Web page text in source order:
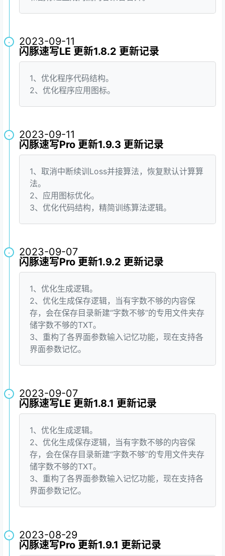
2023-09-11
·
闪豚速写LE 更新1.8.2 更新记录
1、优化程序代码结构。
2、优化程序应用图标。
2023-09-11
·
闪豚速写Pro 更新1.9.3 更新记录
1、取消中断续训Loss并接算法，恢复默认计算算
法。
2、应用图标优化。
3、优化代码结构，精简训练算法逻辑。
2023-09-07
·
闪豚速写Pro 更新1.9.2 更新记录
1、优化生成逻辑。
2、优化生成保存逻辑，当有字数不够的内容保
存，会在保存目录新建“字数不够”的专用文件夹存
储字数不够的TXT。
3、重构了各界面参数输入记忆功能，现在支持各
界面参数记忆。
2023-09-07
·
闪豚速写LE 更新1.8.1 更新记录
1、优化生成逻辑。
2、优化生成保存逻辑，当有字数不够的内容保
存，会在保存目录新建“字数不够”的专用文件夹存
储字数不够的TXT。
3、重构了各界面参数输入记忆功能，现在支持各
界面参数记忆。
2023-08-29
·
闪豚速写Pro 更新1.9.1 更新记录